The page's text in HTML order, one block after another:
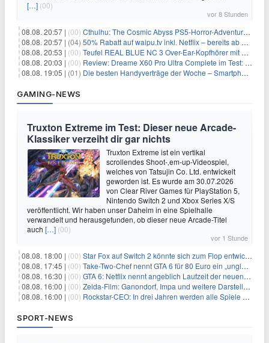
[…] (00)
vor 8 Stunden
08.08. 20:57 | (00) Cthulhu: The Cosmic Abyss PS5-Horror-Adventure für 27,99€
08.08. 20:57 | (04) 50% Rabatt auf waipu.tv inkl. Netflix – bereits ab 9€/Monat (statt 17,99€)
08.08. 20:53 | (00) Teufel REAL BLUE NC 3 Over-Ear-Kopfhörer mit ANC für 149,99€
08.08. 20:03 | (00) Review: Dreame X60 Pro Ultra Complete im Test: 42.000 Pa, 100 °C Moppwäsche & erstaunlich viel Technik in nur 8,9 cm Höhe
08.08. 19:05 | (01) Die besten Handyverträge der Woche – Smartphone-Tarife & SIM-Only im Überblick
GAMING-NEWS
Truxton Extreme im Test: Dieser neue Arcade-
Klassiker verzeiht dir gar nichts
Truxton Extreme ist ein vertikal
scrollendes Shoot-‚em-up-Videospiel,
welches von Tatsujin Co. Ltd. entwickelt
geworden ist. Es wurde am 30.07.2026
von Clear River Games für PlayStation 5,
Nintendo Switch 2 und Xbox Series X/S
veröffentlicht. Wir haben unser Daheim in eine Spielhalle
verwandelt und herausgefunden, ob dieser neue Arcade-Titel
auch […] (00)
vor 1 Stunde
08.08. 18:00 | (00) Star Fox auf Switch 2 könnte sich zum Flop entwickeln
08.08. 17:45 | (00) Take-Two-Chef nennt GTA 6 für 80 Euro ein „unglaubliches Schnäppchen“
08.08. 16:30 | (00) GTA 6: Netflix nennt angeblich Laufzeit der neuen Gameplay-Präsentation
08.08. 16:00 | (00) Zelda-Film: Ganondorf, Impa und weitere Darsteller sollen feststehen
08.08. 16:00 | (00) Rockstar-CEO: In drei Jahren werden alle Spiele gestreamt
SPORT-NEWS